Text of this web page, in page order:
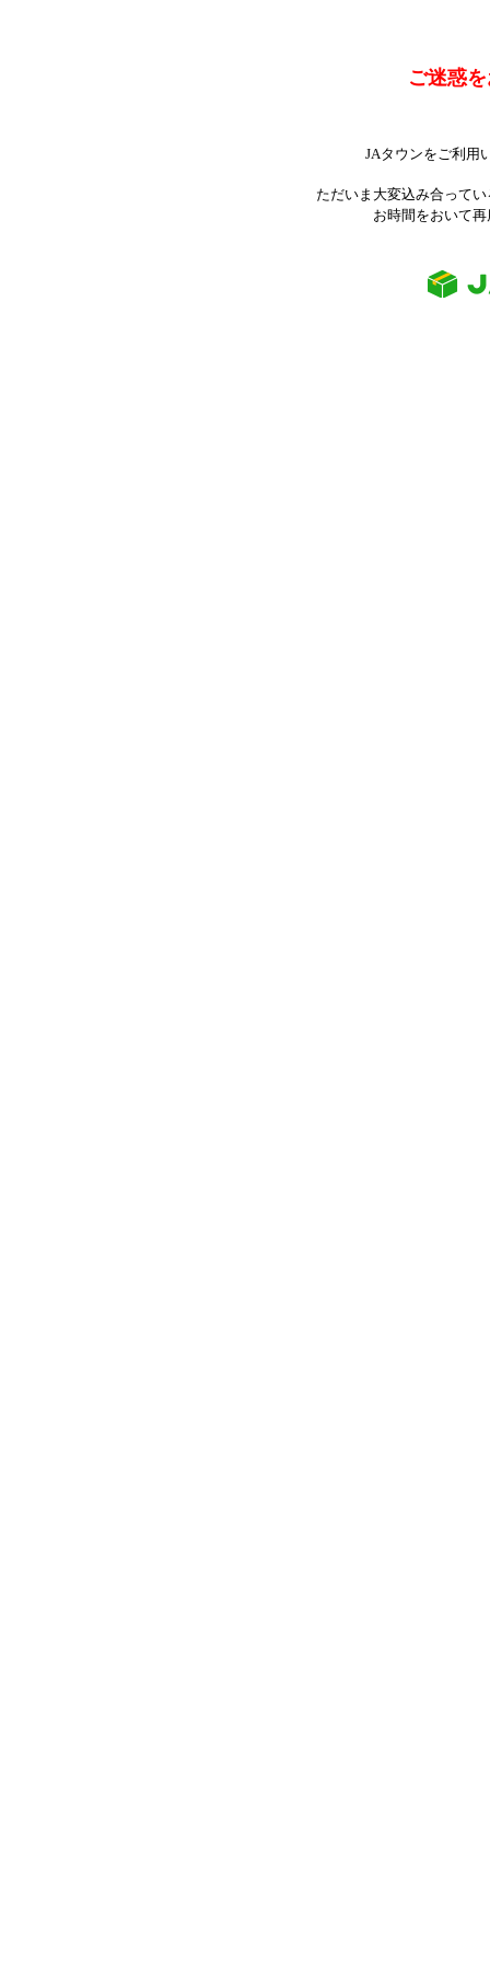
ご迷惑
JAタウンをご利用
ただいま大変込み合って
お時間をおいて